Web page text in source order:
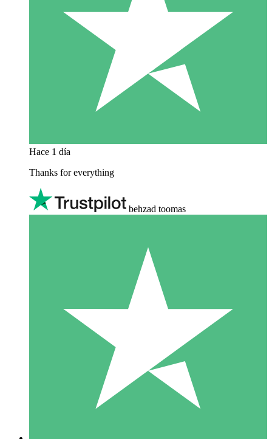
Hace 1 día
Thanks for everything
behzad toomas